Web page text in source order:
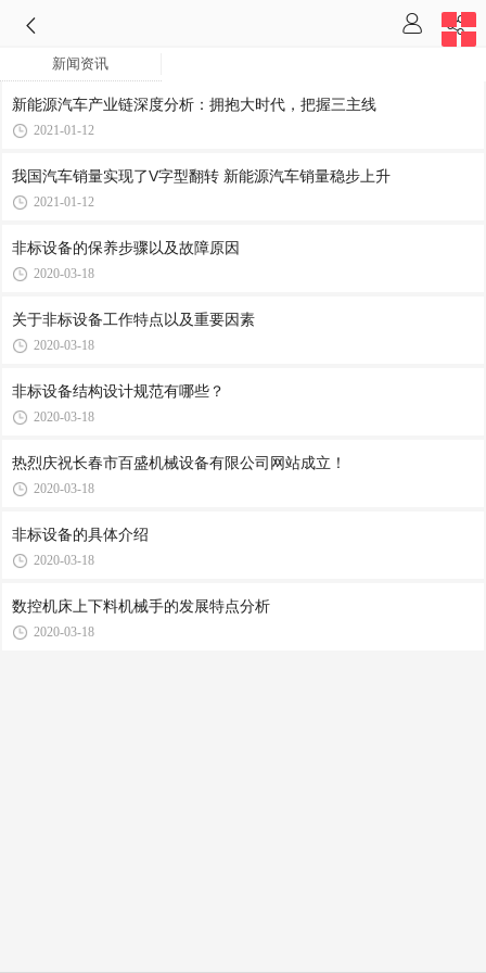
新闻资讯
新能源汽车产业链深度分析：拥抱大时代，把握三主线
2021-01-12
我国汽车销量实现了V字型翻转 新能源汽车销量稳步上升
2021-01-12
非标设备的保养步骤以及故障原因
2020-03-18
关于非标设备工作特点以及重要因素
2020-03-18
非标设备结构设计规范有哪些？
2020-03-18
热烈庆祝长春市百盛机械设备有限公司网站成立！
2020-03-18
非标设备的具体介绍
2020-03-18
数控机床上下料机械手的发展特点分析
2020-03-18